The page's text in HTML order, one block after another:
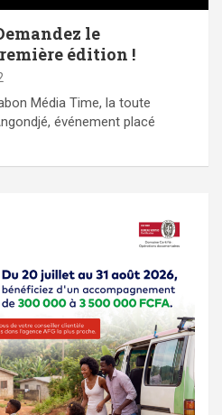
le
édition !
Média Time, la toute
événement placé